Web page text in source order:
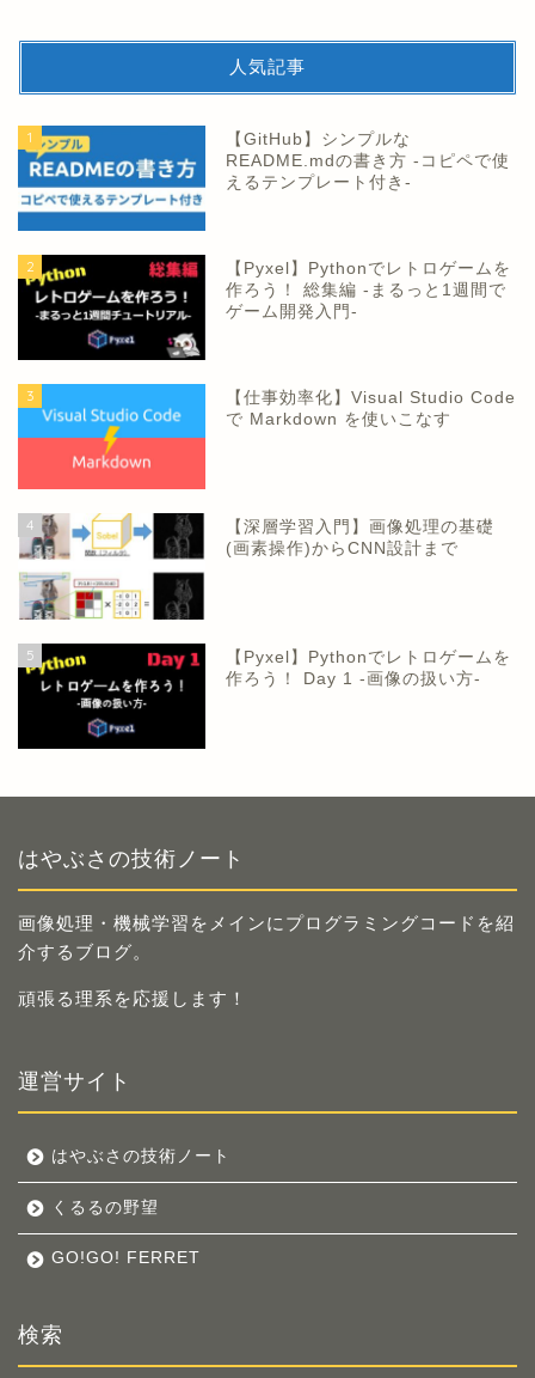
人気記事
1
【GitHub】シンプルな
README.mdの書き方 -コピペで使
えるテンプレート付き-
2
【Pyxel】Pythonでレトロゲームを
作ろう！ 総集編 -まるっと1週間で
ゲーム開発入門-
3
【仕事効率化】Visual Studio Code
で Markdown を使いこなす
4
【深層学習入門】画像処理の基礎
(画素操作)からCNN設計まで
5
【Pyxel】Pythonでレトロゲームを
作ろう！ Day 1 -画像の扱い方-
はやぶさの技術ノート
画像処理・機械学習をメインにプログラミングコードを紹
介するブログ。
頑張る理系を応援します！
運営サイト
はやぶさの技術ノート
くるるの野望
GO!GO! FERRET
検索